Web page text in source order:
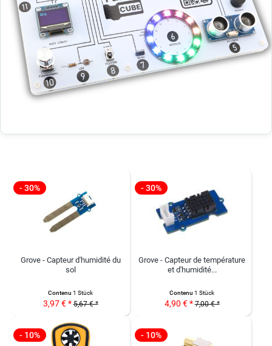
- 30%
Grove - Capteur d'humidité du
sol
Contenu 1 Stück
3,97 € * 5,67 € *
- 30%
Grove - Capteur de température
et d'humidité...
Contenu 1 Stück
4,90 € * 7,00 € *
- 10% - 10%